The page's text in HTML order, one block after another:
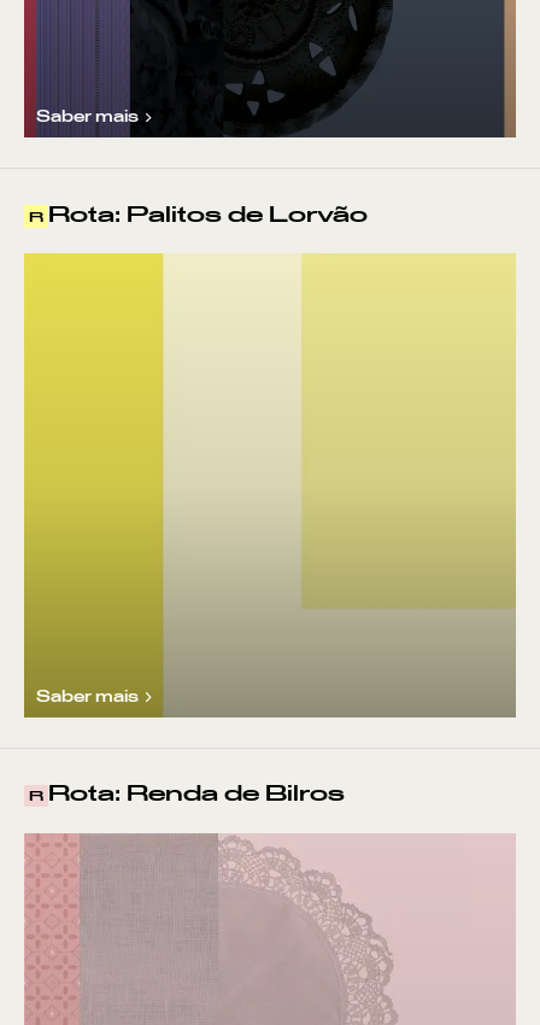
Saber mais
R Rota: Palitos de Lorvão
Saber mais
R Rota: Renda de Bilros